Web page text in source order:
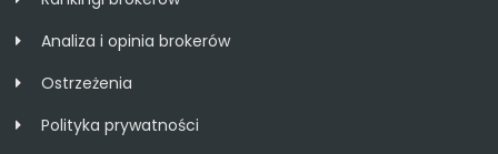
Analiza i opinia brokerów
Ostrzeżenia
Polityka prywatności